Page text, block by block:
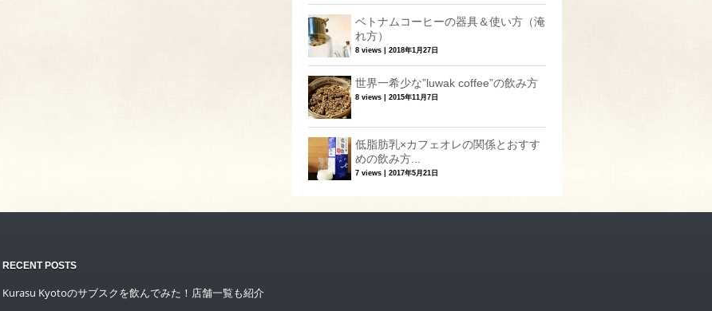
ベトナムコーヒーの器具＆使い方（淹
れ方）
8 views 2018年1月27日
世界一希少な”luwak coffee”の飲み方
8 views 2015年11月7日
低脂肪乳×カフェオレの関係とおすす
めの飲み方...
7 views 2017年5月21日
RECENT POSTS
Kurasu Kyotoのサブスクを飲んでみた！店舗一覧も紹介